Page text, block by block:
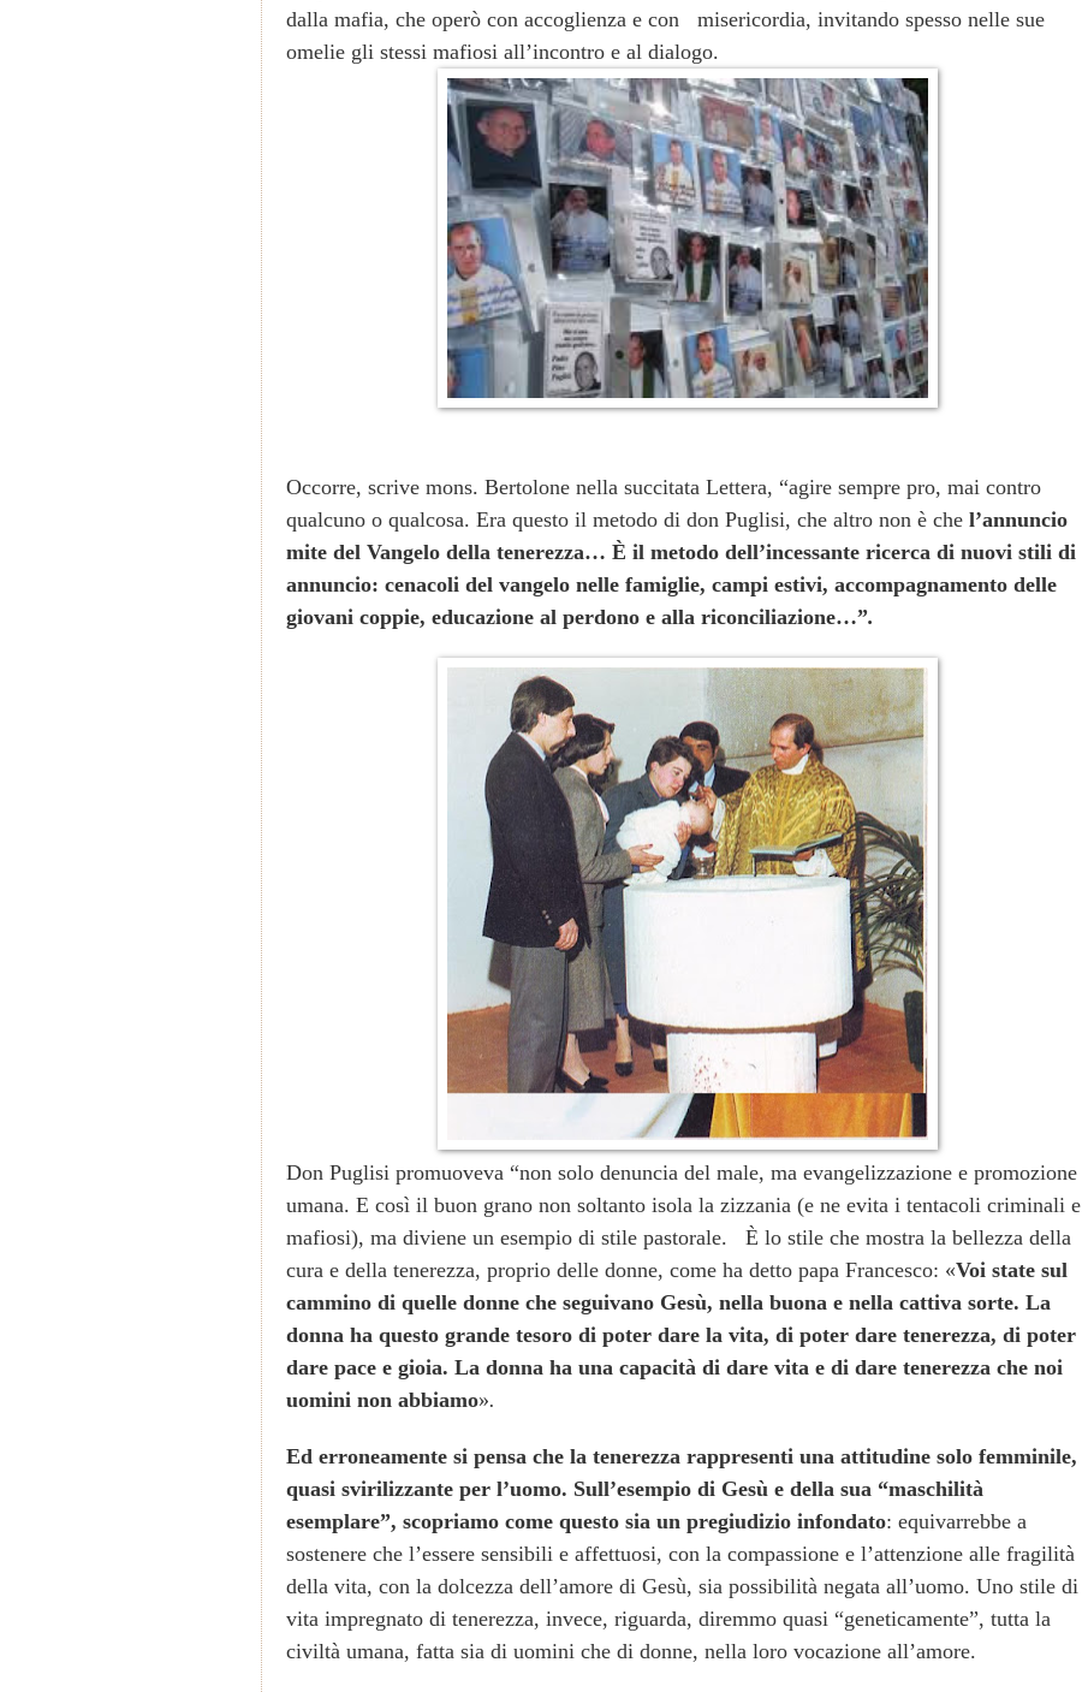
dalla mafia, che operò con accoglienza e con misericordia, invitando spesso nelle sue
omelie gli stessi mafiosi all’incontro e al dialogo.
Occorre, scrive mons. Bertolone nella succitata Lettera, “agire sempre pro, mai contro
qualcuno o qualcosa. Era questo il metodo di don Puglisi, che altro non è che l’annuncio
mite del Vangelo della tenerezza… È il metodo dell’incessante ricerca di nuovi stili di
annuncio: cenacoli del vangelo nelle famiglie, campi estivi, accompagnamento delle
giovani coppie, educazione al perdono e alla riconciliazione…”.
Don Puglisi promuoveva “non solo denuncia del male, ma evangelizzazione e promozione
umana. E così il buon grano non soltanto isola la zizzania (e ne evita i tentacoli criminali e
mafiosi), ma diviene un esempio di stile pastorale. È lo stile che mostra la bellezza della
cura e della tenerezza, proprio delle donne, come ha detto papa Francesco: «Voi state sul
cammino di quelle donne che seguivano Gesù, nella buona e nella cattiva sorte. La
donna ha questo grande tesoro di poter dare la vita, di poter dare tenerezza, di poter
dare pace e gioia. La donna ha una capacità di dare vita e di dare tenerezza che noi
uomini non abbiamo».
Ed erroneamente si pensa che la tenerezza rappresenti una attitudine solo femminile,
quasi svirilizzante per l’uomo. Sull’esempio di Gesù e della sua “maschilità
esemplare”, scopriamo come questo sia un pregiudizio infondato: equivarrebbe a
sostenere che l’essere sensibili e affettuosi, con la compassione e l’attenzione alle fragilità
della vita, con la dolcezza dell’amore di Gesù, sia possibilità negata all’uomo. Uno stile di
vita impregnato di tenerezza, invece, riguarda, diremmo quasi “geneticamente”, tutta la
civiltà umana, fatta sia di uomini che di donne, nella loro vocazione all’amore.